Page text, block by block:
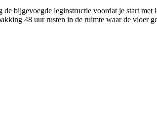
bijgevoegde leginstructie voordat je start
48 uur rusten in de ruimte waar de vloer